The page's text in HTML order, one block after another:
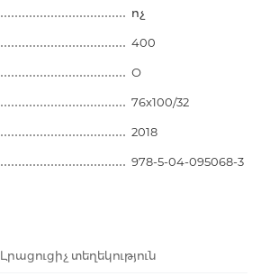
ոչ
400
О
76x100/32
2018
978-5-04-095068-3
Լրացուցիչ տեղեկություն